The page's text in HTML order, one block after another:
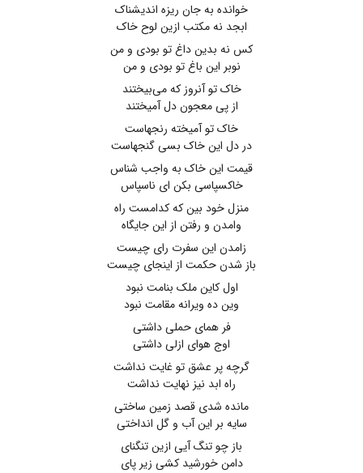
خوانده به جان ریزه اندیشناک
ابجد نه مکتب ازین لوح خاک
کس نه بدین داغ تو بودی و من
نوبر این باغ تو بودی و من
خاک تو آنروز که می‌بیختند
از پی معجون دل آمیختند
خاک تو آمیخته رنجهاست
در دل این خاک بسی گنجهاست
قیمت این خاک به واجب شناس
خاکسپاسی بکن ای ناسپاس
منزل خود بین که کدامست راه
وامدن و رفتن از این جایگاه
زامدن این سفرت رای چیست
باز شدن حکمت از اینجای چیست
اول کاین ملک بنامت نبود
وین ده ویرانه مقامت نبود
فر همای حملی داشتی
اوج هوای ازلی داشتی
گرچه پر عشق تو غایت نداشت
راه ابد نیز نهایت نداشت
مانده شدی قصد زمین ساختی
سایه بر این آب و گل انداختی
باز چو تنگ آیی ازین تنگنای
دامن خورشید کشی زیر پای